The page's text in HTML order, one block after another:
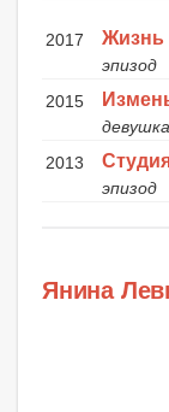
2017 Жизнь
эпизод
2015
2013
эпизод
Янина